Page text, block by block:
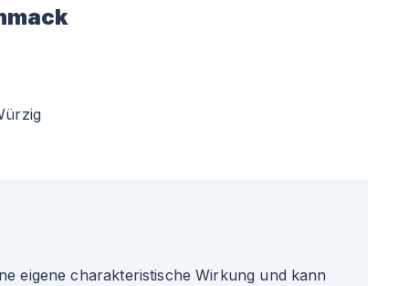
eigene charakteristische Wirkung und kann